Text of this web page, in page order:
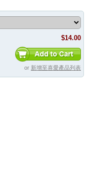
$14.00
or 新增至喜愛產品列表